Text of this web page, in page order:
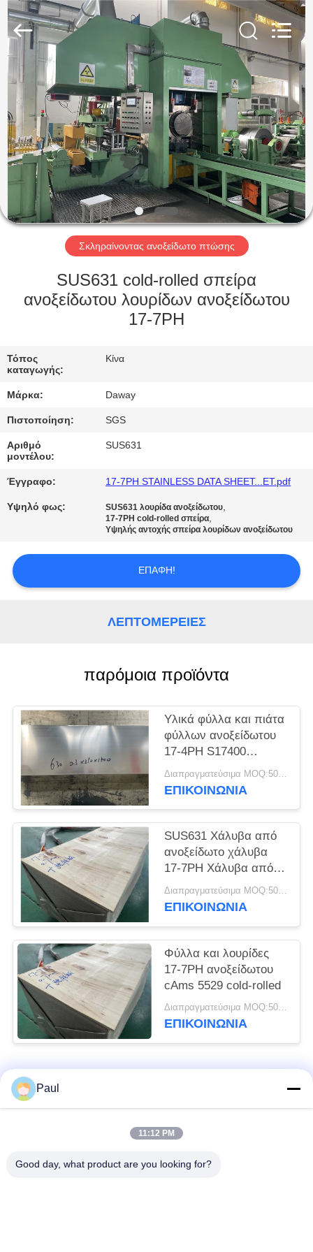
ΣΠΊΤΙ
ΠΡΟΪΌΝΤΑ
ΒΊΝΤΕΟ
ΠΕΡΊΠΟΥ
ΕΜΕΊΣ
ΓΎΡΟΣ
ΕΡΓΟΣΤΑΣΊΩΝ
ΈΛΕΓΧΟΣ
ΜΑΣ
ΕΛΆΤΕ
ΣΕ
ΕΠΑΦΉ
ΜΕ
ΑΠΌΣΠΑΣΜΑ
PRIVACY
Special
Steel
Ltd.
Reserved.
Σκληραίνοντας ανοξείδωτο πτώσης
SUS631 cold-rolled σπείρα
ανοξείδωτου λουρίδων ανοξείδωτου
17-7PH
Τόπος
καταγωγής:
Κίνα
Μάρκα: Daway
Πιστοποίηση: SGS
Αριθμό
μοντέλου:
SUS631
Έγγραφο: 17-7PH STAINLESS DATA SHEET...ET.pdf
Υψηλό φως: SUS631 λουρίδα ανοξείδωτου,
17-7PH cold-rolled σπείρα,
Υψηλής αντοχής σπείρα λουρίδων ανοξείδωτου
ΕΠΑΦΉ!
ΛΕΠΤΟΜΈΡΕΙΕΣ
παρόμοια προϊόντα
Υλικά φύλλα και πιάτα
φύλλων ανοξείδωτου
17-4PH S17400
SUS630
Διαπραγματεύσιμα MOQ:500 κλ
ΕΠΙΚΟΙΝΩΝΊΑ
SUS631 Χάλυβα από
ανοξείδωτο χάλυβα
17-7PH Χάλυβα από
ανοξείδωτο χάλυβα
Διαπραγματεύσιμα MOQ:500 κλ
ΕΠΙΚΟΙΝΩΝΊΑ
Φύλλα και λουρίδες
17-7PH ανοξείδωτου
cAms 5529 cold-rolled
Διαπραγματεύσιμα MOQ:500 ΚΛ
ΕΠΙΚΟΙΝΩΝΊΑ
Λαϊκή κατηγορία
Σκληραίνοντας
Paul
11:12 PM
Good day, what product are you looking for?